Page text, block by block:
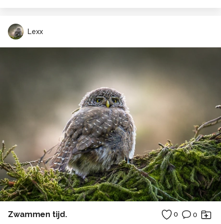
Lexx
Zwammen tijd. 0 0